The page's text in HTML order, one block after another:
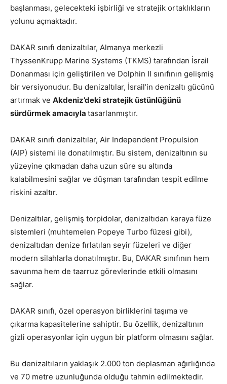
başlanması, gelecekteki işbirliği ve stratejik ortaklıkların
yolunu açmaktadır.
DAKAR sınıfı denizaltılar, Almanya merkezli
ThyssenKrupp Marine Systems (TKMS) tarafından İsrail
Donanması için geliştirilen ve Dolphin II sınıfının gelişmiş
bir versiyonudur. Bu denizaltılar, İsrail’in denizaltı gücünü
artırmak ve Akdeniz’deki stratejik üstünlüğünü
sürdürmek amacıyla tasarlanmıştır.
DAKAR sınıfı denizaltılar, Air Independent Propulsion
(AIP) sistemi ile donatılmıştır. Bu sistem, denizaltının su
yüzeyine çıkmadan daha uzun süre su altında
kalabilmesini sağlar ve düşman tarafından tespit edilme
riskini azaltır.
Denizaltılar, gelişmiş torpidolar, denizaltıdan karaya füze
sistemleri (muhtemelen Popeye Turbo füzesi gibi),
denizaltıdan denize fırlatılan seyir füzeleri ve diğer
modern silahlarla donatılmıştır. Bu, DAKAR sınıfının hem
savunma hem de taarruz görevlerinde etkili olmasını
sağlar.
DAKAR sınıfı, özel operasyon birliklerini taşıma ve
çıkarma kapasitelerine sahiptir. Bu özellik, denizaltının
gizli operasyonlar için uygun bir platform olmasını sağlar.
Bu denizaltıların yaklaşık 2.000 ton deplasman ağırlığında
ve 70 metre uzunluğunda olduğu tahmin edilmektedir.